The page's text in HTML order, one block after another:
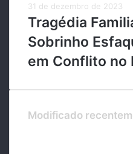
31 de dezembro de 2023
Tragédia
Sobrinho
em Conflito no
Modificado